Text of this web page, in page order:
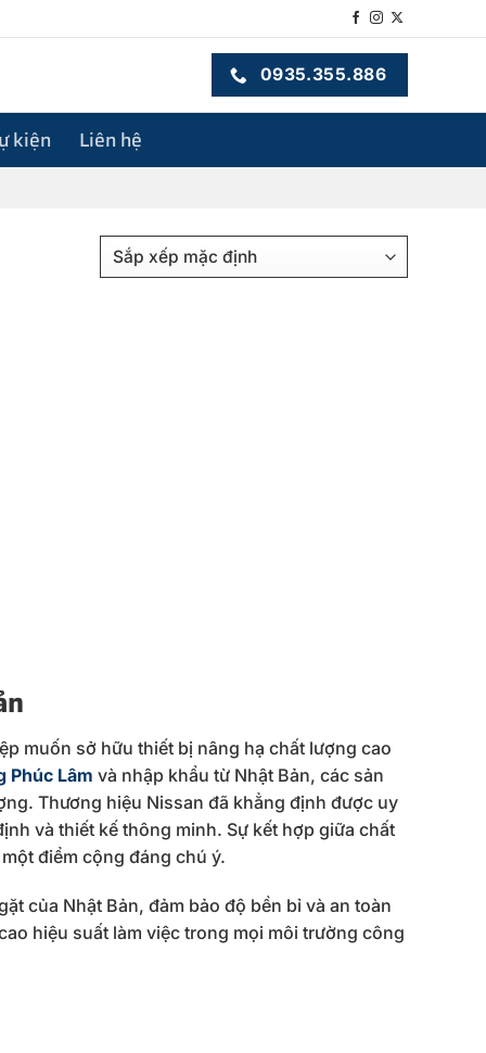
0935.355.886
kiện Liên hệ
muốn sở hữu thiết bị nâng hạ chất lượng cao
Phúc Lâm và nhập khẩu từ Nhật Bản, các sản
Thương hiệu Nissan đã khẳng định được uy
và thiết kế thông minh. Sự kết hợp giữa chất
điểm cộng đáng chú ý.
của Nhật Bản, đảm bảo độ bền bỉ và an toàn
hiệu suất làm việc trong mọi môi trường công